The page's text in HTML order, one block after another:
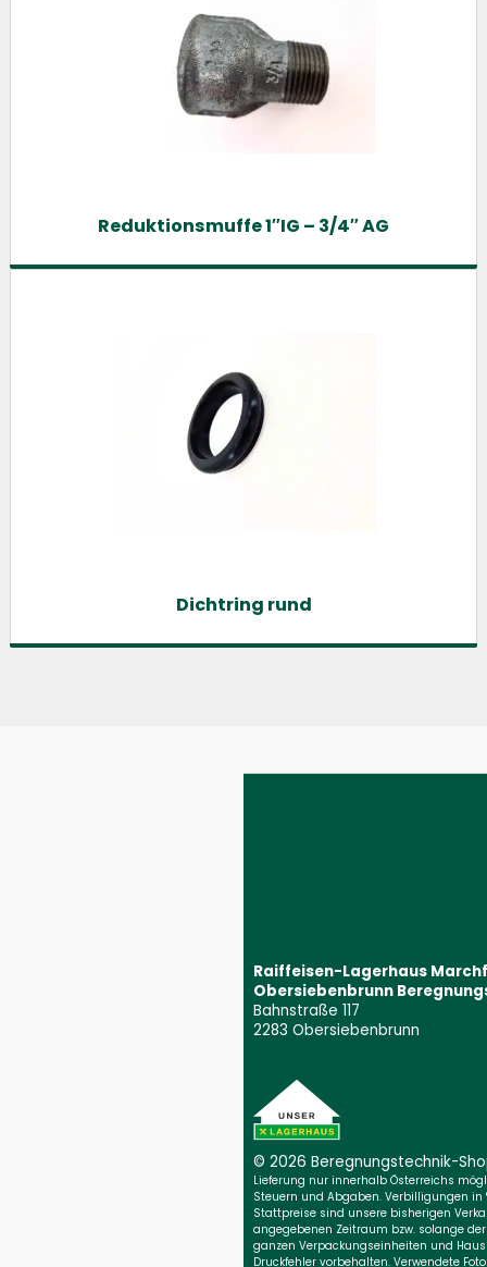
Reduktionsmuffe 1″IG – 3/4″ AG
Dichtring rund
Raiffeisen-Lagerhaus
Obersiebenbrunn
Bahnstraße 117
2283 Obersiebenbrunn
© 2026 Beregnungs­technik-
Lieferung nur innerhalb Österreichs
Steuern und Abgaben. Verbilligungen
Stattpreise sind unsere bisherigen
angegebenen Zeitraum bzw. solange
ganzen Verpackungseinheiten und
Druckfehler vorbehalten. Verwendete